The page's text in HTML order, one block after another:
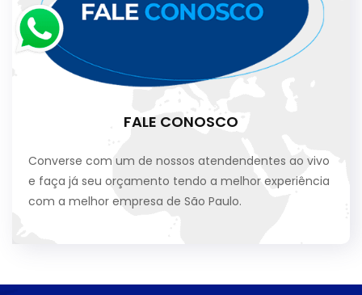
FALE CONOSCO
Converse com um de nossos atendendentes ao vivo
e faça já seu orçamento tendo a melhor experiência
com a melhor empresa de São Paulo.